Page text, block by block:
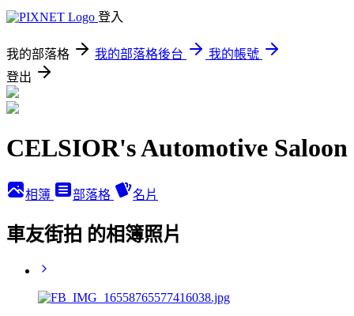
登入
我的部落格 我的部落格後台
我的帳號
登出
CELSIOR's Automotive Saloon
相簿 部落格 名片
車友街拍 的相簿照片